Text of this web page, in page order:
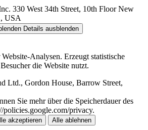
330 West 34th Street, 10th Floor New
USA
Details ausblenden
Analysen. Erzeugt statistische
die Website nutzt.
Ltd., Gordon House, Barrow Street,
Sie mehr über die Speicherdauer des
policies.google.com/privacy.
akzeptieren Alle ablehnen